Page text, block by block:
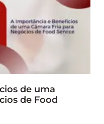
de uma
de Food